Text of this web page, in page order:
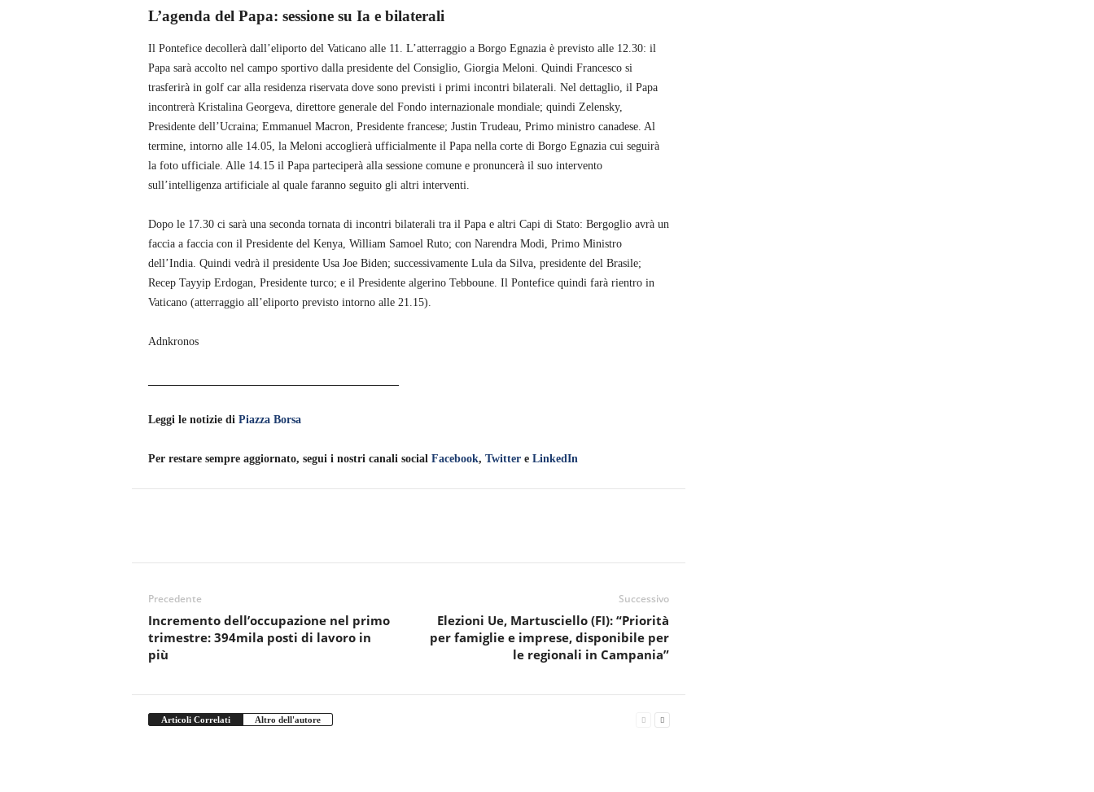
L’agenda del Papa: sessione su Ia e bilaterali
Il Pontefice decollerà dall’eliporto del Vaticano alle 11. L’atterraggio a Borgo Egnazia è previsto alle 12.30: il
Papa sarà accolto nel campo sportivo dalla presidente del Consiglio, Giorgia Meloni. Quindi Francesco si
trasferirà in golf car alla residenza riservata dove sono previsti i primi incontri bilaterali. Nel dettaglio, il Papa
incontrerà Kristalina Georgeva, direttore generale del Fondo internazionale mondiale; quindi Zelensky,
Presidente dell’Ucraina; Emmanuel Macron, Presidente francese; Justin Trudeau, Primo ministro canadese. Al
termine, intorno alle 14.05, la Meloni accoglierà ufficialmente il Papa nella corte di Borgo Egnazia cui seguirà
la foto ufficiale. Alle 14.15 il Papa parteciperà alla sessione comune e pronuncerà il suo intervento
sull’intelligenza artificiale al quale faranno seguito gli altri interventi.
Dopo le 17.30 ci sarà una seconda tornata di incontri bilaterali tra il Papa e altri Capi di Stato: Bergoglio avrà un
faccia a faccia con il Presidente del Kenya, William Samoel Ruto; con Narendra Modi, Primo Ministro
dell’India. Quindi vedrà il presidente Usa Joe Biden; successivamente Lula da Silva, presidente del Brasile;
Recep Tayyip Erdogan, Presidente turco; e il Presidente algerino Tebboune. Il Pontefice quindi farà rientro in
Vaticano (atterraggio all’eliporto previsto intorno alle 21.15).
Adnkronos
Leggi le notizie di Piazza Borsa
Per restare sempre aggiornato, segui i nostri canali social Facebook, Twittere LinkedIn
Precedente
Incremento dell’occupazione nel primo
trimestre: 394mila posti di lavoro in
più
Successivo
Elezioni Ue, Martusciello (FI): “Priorità
per famiglie e imprese, disponibile per
le regionali in Campania”
Articoli Correlati Altro dell'autore